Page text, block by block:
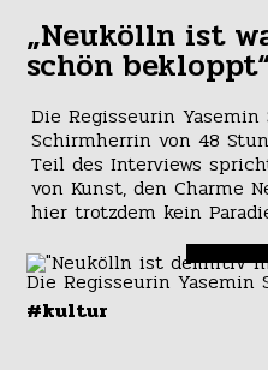
„Neukölln ist
schön bekloppt“
Die Regisseurin
Schirmherrin von 48
Teil des Interviews
von Kunst, den Charme
hier trotzdem kein
#kultur